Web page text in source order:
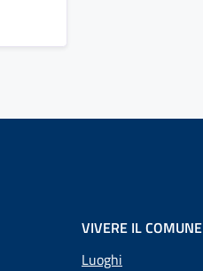
VIVERE IL COMUNE
Luoghi